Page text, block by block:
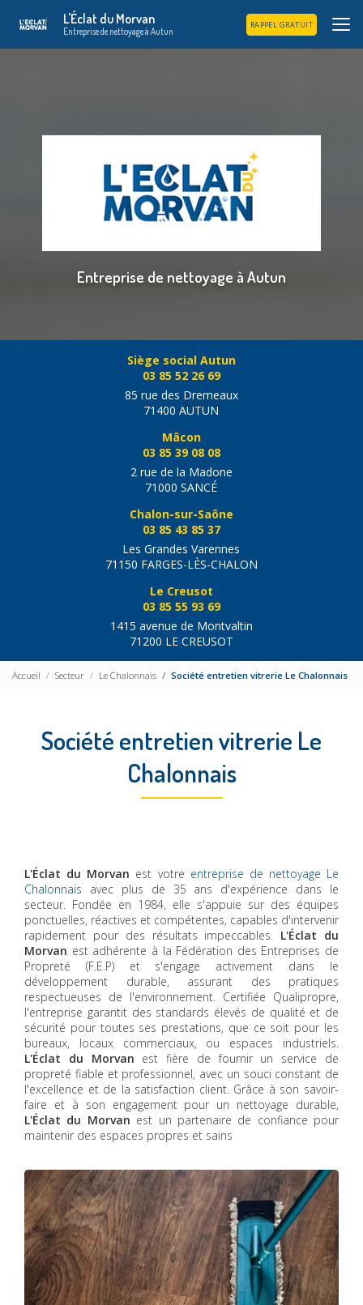
principal
L'Éclat du Morvan
Entreprise de nettoyage à Autun
RAPPEL GRATUIT
Entreprise de nettoyage à Autun
Siège social Autun
03 85 52 26 69
85 rue des Dremeaux
71400 AUTUN
Mâcon
03 85 39 08 08
2 rue de la Madone
71000 SANCÉ
Chalon-sur-Saône
03 85 43 85 37
Les Grandes Varennes
71150 FARGES-LÈS-CHALON
Le Creusot
03 85 55 93 69
1415 avenue de Montvaltin
71200 LE CREUSOT
Accueil Secteur Le Chalonnais Société entretien vitrerie Le Chalonnais
Société entretien vitrerie Le
Chalonnais
L'Éclat du Morvan est votre entreprise de nettoyage Le
Chalonnais avec plus de 35 ans d'expérience dans le
secteur. Fondée en 1984, elle s'appuie sur des équipes
ponctuelles, réactives et compétentes, capables d'intervenir
rapidement pour des résultats impeccables. L'Éclat du
Morvan est adhérente à la Fédération des Entreprises de
Propreté (F.E.P) et s'engage activement dans le
développement durable, assurant des pratiques
respectueuses de l'environnement. Certifiée Qualipropre,
l'entreprise garantit des standards élevés de qualité et de
sécurité pour toutes ses prestations, que ce soit pour les
bureaux, locaux commerciaux, ou espaces industriels.
L'Éclat du Morvan est fière de fournir un service de
propreté fiable et professionnel, avec un souci constant de
l'excellence et de la satisfaction client. Grâce à son savoir-
faire et à son engagement pour un nettoyage durable,
L'Éclat du Morvan est un partenaire de confiance pour
maintenir des espaces propres et sains